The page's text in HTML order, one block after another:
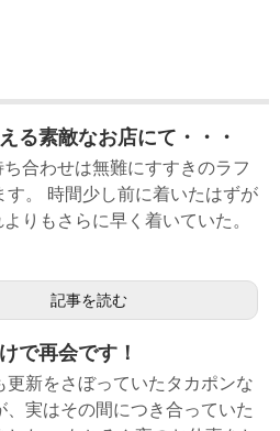
る素敵なお店にて・・・
ち合わせは無難にすすきのラフ
す。 時間少し前に着いたはずが
りもさらに早く着いていた。
記事を読む
で再会です！
更新をさぼっていたタカポンな
、実はその間につき合っていた